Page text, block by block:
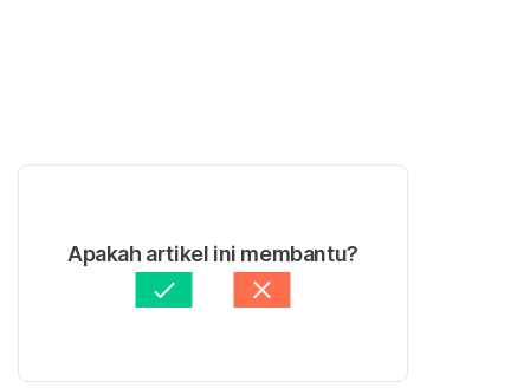
Apakah artikel ini membantu?